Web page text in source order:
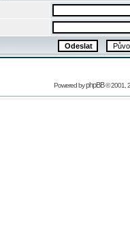
Powered byphpBB© 2001,